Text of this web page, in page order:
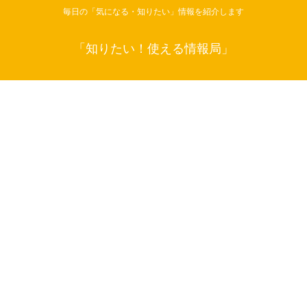
毎日の「気になる・知りたい」情報を紹介します
「知りたい！使える情報局」